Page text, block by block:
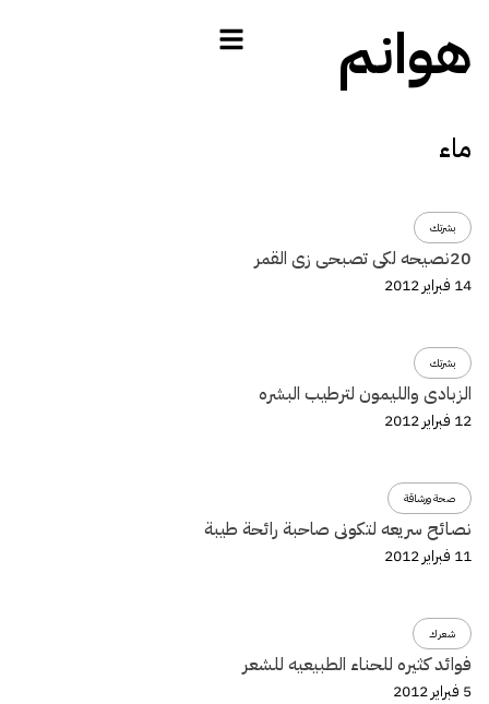
هوانم
ماء
بشرتك
20نصيحه لكى تصبحى زى القمر
14 فبراير 2012
بشرتك
الزبادى والليمون لترطيب البشره
12 فبراير 2012
صحة ورشاقة
نصائح سريعه لتكونى صاحبة رائحة طيبة
11 فبراير 2012
شعرك
فوائد كثيره للحناء الطبيعيه للشعر
5 فبراير 2012